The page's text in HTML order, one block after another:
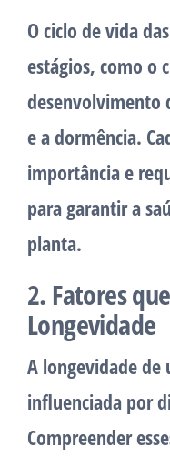
O ciclo de vida
estágios, como o
desenvolvimento
e a dormência.
importância e
para garantir a
planta.
2. Fatores
Longevidade
A longevidade de
influenciada por
Compreender